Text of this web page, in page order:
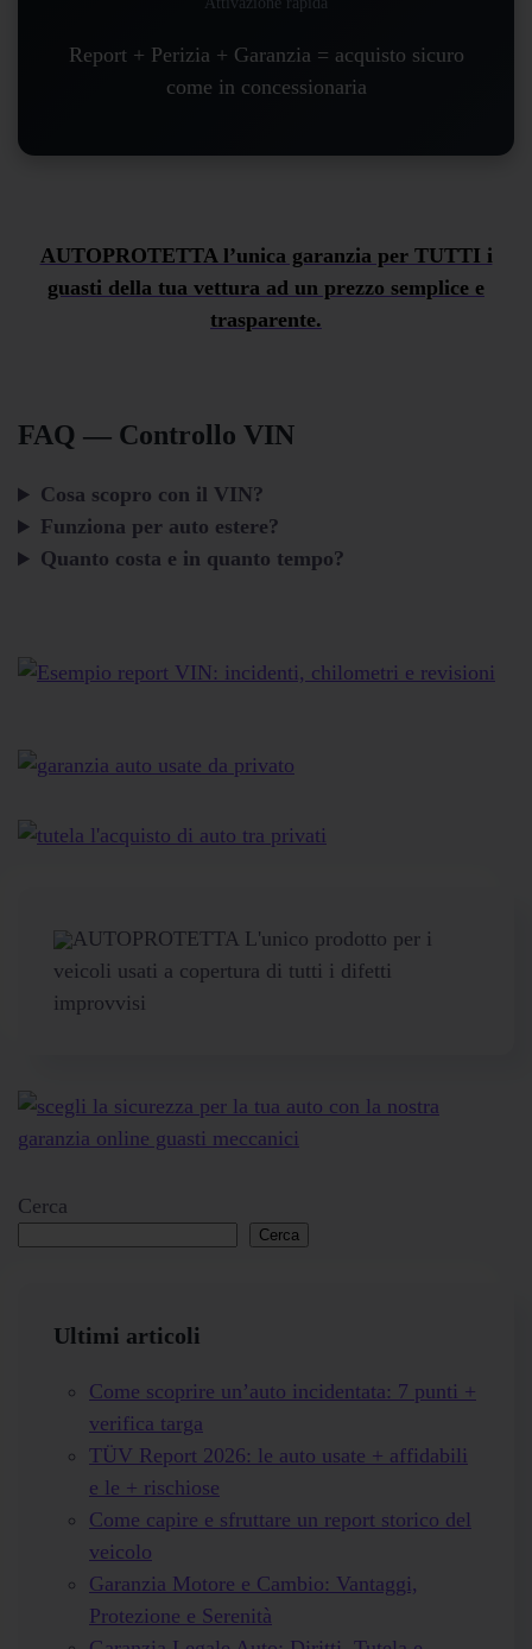
Report + Perizia + Garanzia = acquisto sicuro
come in concessionaria
AUTOPROTETTA l’unica garanzia per TUTTI i
guasti della tua vettura ad un prezzo semplice e
trasparente.
FAQ — Controllo VIN
Cosa scopro con il VIN?
Funziona per auto estere?
Quanto costa e in quanto tempo?
AUTOPROTETTA L'unico prodotto per i
veicoli usati a copertura di tutti i difetti
improvvisi
Cerca
Cerca
Ultimi articoli
Come scoprire un’auto incidentata: 7 punti +
verifica targa
TÜV Report 2026: le auto usate + affidabili
e le + rischiose
Come capire e sfruttare un report storico del
veicolo
Garanzia Motore e Cambio: Vantaggi,
Protezione e Serenità